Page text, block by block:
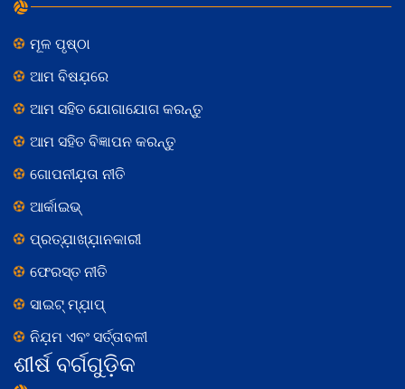
ମୂଳ ପୃଷ୍ଠା
ଆମ ବିଷଯ଼ରେ
ଆମ ସହିତ ଯୋଗାଯୋଗ କରନ୍ତୁ
ଆମ ସହିତ ବିଜ୍ଞାପନ କରନ୍ତୁ
ଗୋପନୀଯ଼ତା ନୀତି
ଆର୍କାଇଭ୍
ପ୍ରତ୍ଯ଼ାଖ୍ଯ଼ାନକାରୀ
ଫେରସ୍ତ ନୀତି
ସାଇଟ୍ ମ୍ଯ଼ାପ୍
ନିଯ଼ମ ଏବଂ ସର୍ତ୍ତାବଳୀ
ଶୀର୍ଷ ବର୍ଗଗୁଡ଼ିକ